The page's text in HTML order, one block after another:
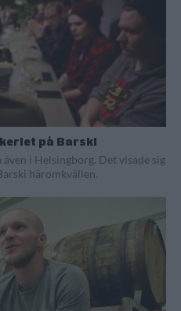
på Barski
i Helsingborg. Det visade sig
häromkvällen.